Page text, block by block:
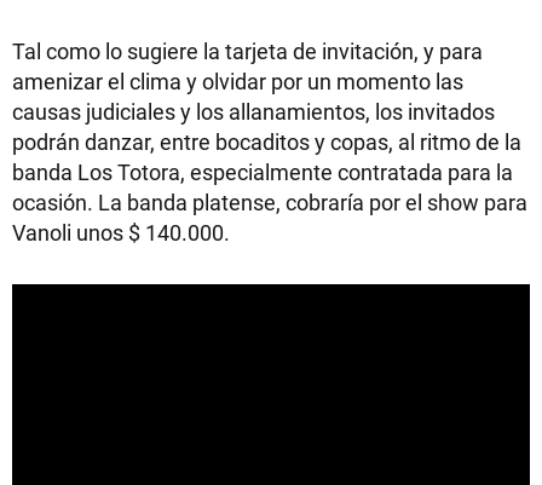
Tal como lo sugiere la tarjeta de invitación, y para
amenizar el clima y olvidar por un momento las
causas judiciales y los allanamientos, los invitados
podrán danzar, entre bocaditos y copas, al ritmo de la
banda Los Totora, especialmente contratada para la
ocasión. La banda platense, cobraría por el show para
Vanoli unos $ 140.000.